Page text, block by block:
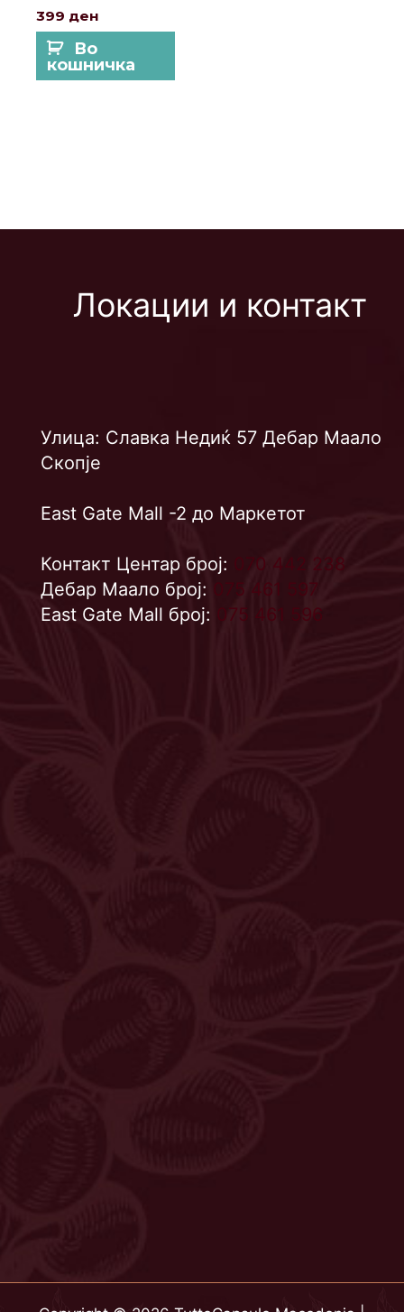
399 ден
Во
кошничка
Локации и контакт
Улица: Славка Недиќ 57 Дебар Маало
Скопје
East Gate Mall -2 до Маркетот
Контакт Центар број:
070 442 238
Дебар Маало број: 075 461 597
East Gate Mall број: 075 461 596